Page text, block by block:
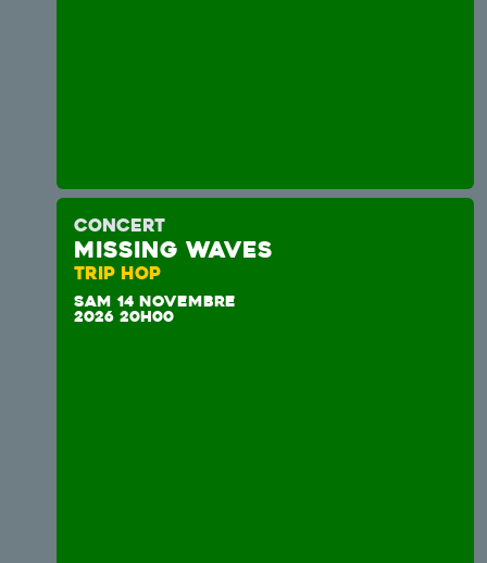
CONCERT
MISSING WAVES
TRIP HOP
SAM 14 NOVEMBRE
2026 20H00